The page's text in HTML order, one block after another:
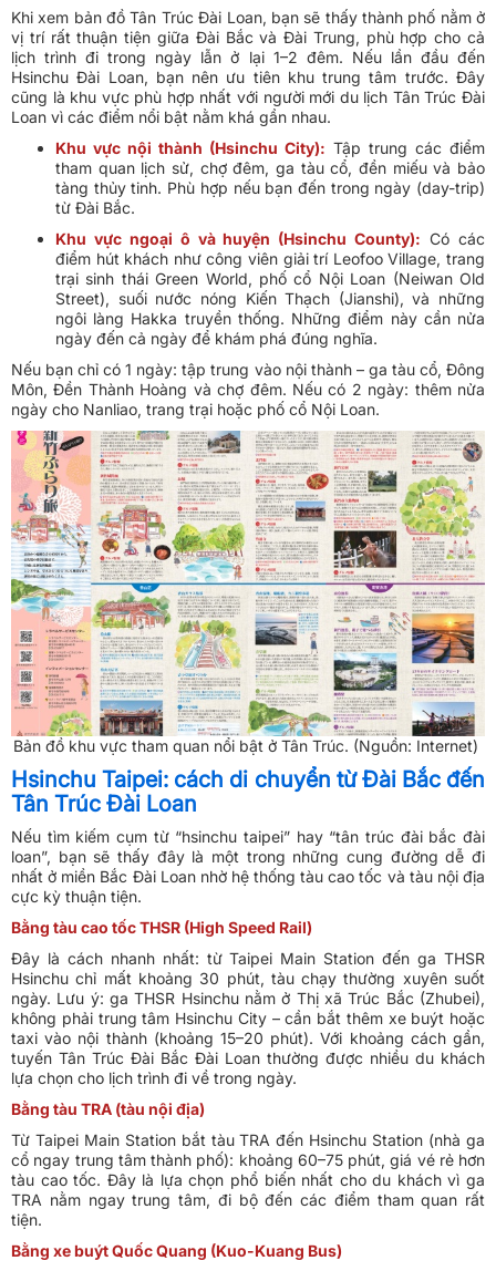
Khi xem bản đồ Tân Trúc Đài Loan, bạn sẽ thấy thành phố nằm ở
vị trí rất thuận tiện giữa Đài Bắc và Đài Trung, phù hợp cho cả
lịch trình đi trong ngày lẫn ở lại 1–2 đêm. Nếu lần đầu đến
Hsinchu Đài Loan, bạn nên ưu tiên khu trung tâm trước. Đây
cũng là khu vực phù hợp nhất với người mới du lịch Tân Trúc Đài
Loan vì các điểm nổi bật nằm khá gần nhau.
Khu vực nội thành (Hsinchu City): Tập trung các điểm
tham quan lịch sử, chợ đêm, ga tàu cổ, đền miếu và bảo
tàng thủy tinh. Phù hợp nếu bạn đến trong ngày (day-trip)
từ Đài Bắc.
Khu vực ngoại ô và huyện (Hsinchu County): Có các
điểm hút khách như công viên giải trí Leofoo Village, trang
trại sinh thái Green World, phố cổ Nội Loan (Neiwan Old
Street), suối nước nóng Kiến Thạch (Jianshi), và những
ngôi làng Hakka truyền thống. Những điểm này cần nửa
ngày đến cả ngày để khám phá đúng nghĩa.
Nếu bạn chỉ có 1 ngày: tập trung vào nội thành – ga tàu cổ, Đông
Môn, Đền Thành Hoàng và chợ đêm. Nếu có 2 ngày: thêm nửa
ngày cho Nanliao, trang trại hoặc phố cổ Nội Loan.
Bản đồ khu vực tham quan nổi bật ở Tân Trúc. (Nguồn: Internet)
Hsinchu Taipei: cách di chuyển từ Đài Bắc đến
Tân Trúc Đài Loan
Nếu tìm kiếm cụm từ “hsinchu taipei” hay “tân trúc đài bắc đài
loan”, bạn sẽ thấy đây là một trong những cung đường dễ đi
nhất ở miền Bắc Đài Loan nhờ hệ thống tàu cao tốc và tàu nội địa
cực kỳ thuận tiện.
Bằng tàu cao tốc THSR (High Speed Rail)
Đây là cách nhanh nhất: từ Taipei Main Station đến ga THSR
Hsinchu chỉ mất khoảng 30 phút, tàu chạy thường xuyên suốt
ngày. Lưu ý: ga THSR Hsinchu nằm ở Thị xã Trúc Bắc (Zhubei),
không phải trung tâm Hsinchu City – cần bắt thêm xe buýt hoặc
taxi vào nội thành (khoảng 15–20 phút). Với khoảng cách gần,
tuyến Tân Trúc Đài Bắc Đài Loan thường được nhiều du khách
lựa chọn cho lịch trình đi về trong ngày.
Bằng tàu TRA (tàu nội địa)
Từ Taipei Main Station bắt tàu TRA đến Hsinchu Station (nhà ga
cổ ngay trung tâm thành phố): khoảng 60–75 phút, giá vé rẻ hơn
tàu cao tốc. Đây là lựa chọn phổ biến nhất cho du khách vì ga
TRA nằm ngay trung tâm, đi bộ đến các điểm tham quan rất
tiện.
Bằng xe buýt Quốc Quang (Kuo-Kuang Bus)